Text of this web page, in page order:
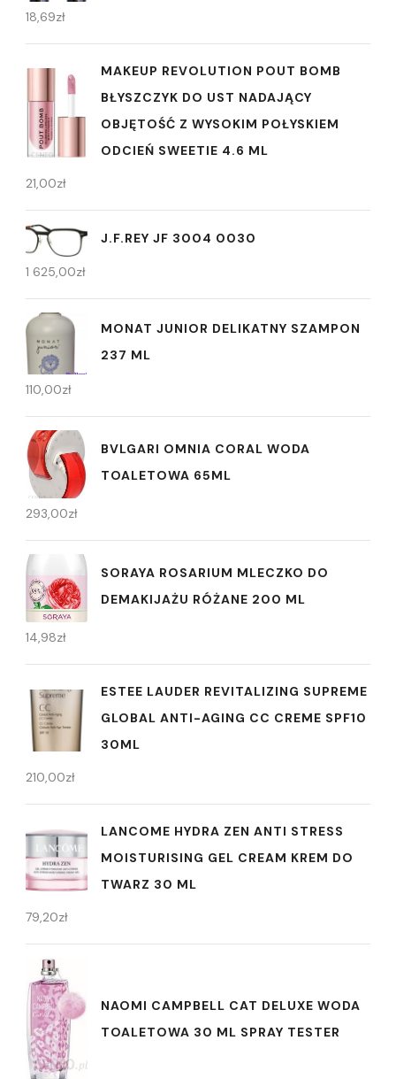
18,69zł
MAKEUP REVOLUTION POUT BOMB
BŁYSZCZYK DO UST NADAJĄCY
OBJĘTOŚĆ Z WYSOKIM POŁYSKIEM
ODCIEŃ SWEETIE 4.6 ML
21,00zł
J.F.REY JF 3004 0030
1 625,00zł
MONAT JUNIOR DELIKATNY SZAMPON
237 ML
110,00zł
BVLGARI OMNIA CORAL WODA
TOALETOWA 65ML
293,00zł
SORAYA ROSARIUM MLECZKO DO
DEMAKIJAŻU RÓŻANE 200 ML
14,98zł
ESTEE LAUDER REVITALIZING SUPREME
GLOBAL ANTI-AGING CC CREME SPF10
30ML
210,00zł
LANCOME HYDRA ZEN ANTI STRESS
MOISTURISING GEL CREAM KREM DO
TWARZ 30 ML
79,20zł
NAOMI CAMPBELL CAT DELUXE WODA
TOALETOWA 30 ML SPRAY TESTER